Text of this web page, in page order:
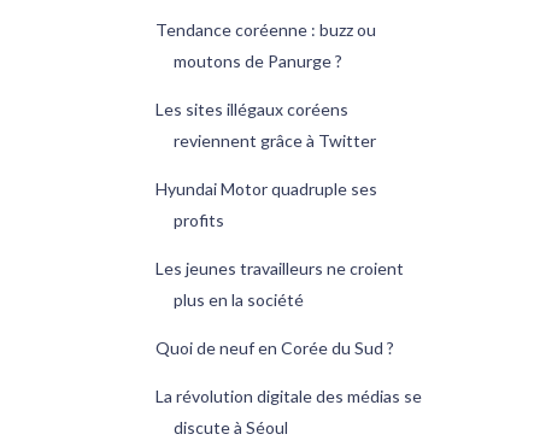
Tendance coréenne : buzz ou
moutons de Panurge ?
Les sites illégaux coréens
reviennent grâce à Twitter
Hyundai Motor quadruple ses
profits
Les jeunes travailleurs ne croient
plus en la société
Quoi de neuf en Corée du Sud ?
La révolution digitale des médias se
discute à Séoul